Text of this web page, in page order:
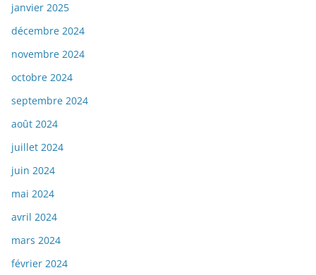
janvier 2025
décembre 2024
novembre 2024
octobre 2024
septembre 2024
août 2024
juillet 2024
juin 2024
mai 2024
avril 2024
mars 2024
février 2024